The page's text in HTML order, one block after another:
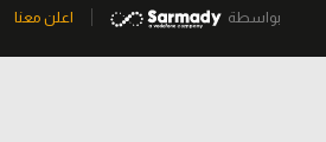
بواسطة اعلن معنا